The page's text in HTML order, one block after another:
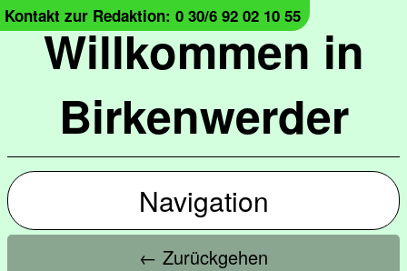
Willkommen in
Birkenwerder
Kontakt zur Redaktion: 0 30/6 92 02 10 55
Navigation
← Zurückgehen